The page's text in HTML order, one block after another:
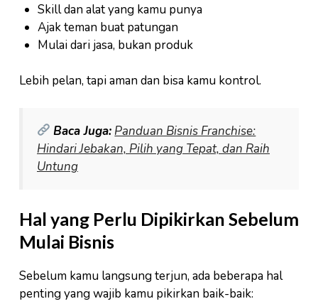
Skill dan alat yang kamu punya
Ajak teman buat patungan
Mulai dari jasa, bukan produk
Lebih pelan, tapi aman dan bisa kamu kontrol.
Baca Juga: Panduan Bisnis Franchise:
Hindari Jebakan, Pilih yang Tepat, dan Raih
Untung
Hal yang Perlu Dipikirkan Sebelum
Mulai Bisnis
Sebelum kamu langsung terjun, ada beberapa hal
penting yang wajib kamu pikirkan baik-baik: